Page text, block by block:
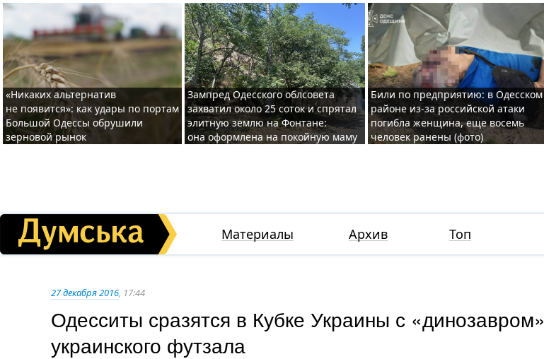
«Никаких альтернатив
не появится»: как удары по портам
Большой Одессы обрушили
зерновой рынок
Зампред Одесского облсовета
захватил около 25 соток и спрятал
элитную землю на Фонтане:
она оформлена на покойную маму
Били по предприятию: в Одесском
районе из-за российской атаки
погибла женщина, еще восемь
человек ранены (фото)
Материалы Архив Топ
27 декабря 2016, 17:44
Одесситы сразятся в Кубке Украины с «динозавром»
украинского футзала